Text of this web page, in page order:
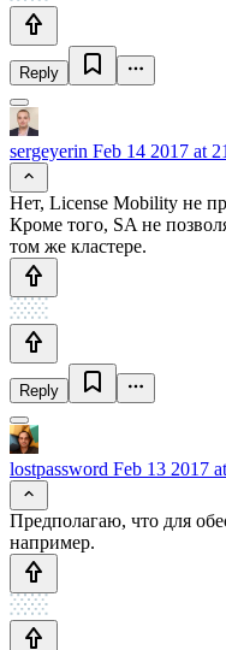
Reply
sergeyerin Feb 14 2017 at
Нет, License Mobility не
Кроме того, SA не
том же кластере.
Reply
lostpassword Feb 13 2017
Предполагаю, что для
например.